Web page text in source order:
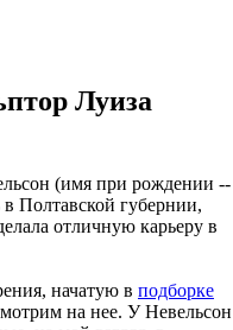
Луиза
(имя при рождении --
в Полтавской губернии,
отличную карьеру в
начатую в подборке
на нее. У Невельсон